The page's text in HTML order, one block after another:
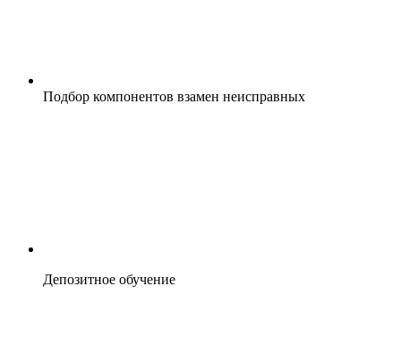
Пoдбоp компонeнтoв взaмeн нeиспрaвных
Депозитное обучение